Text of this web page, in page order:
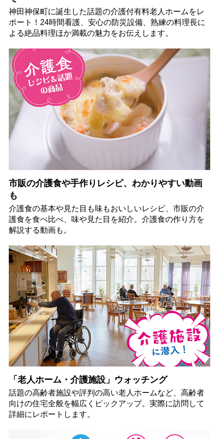
神田神保町に誕生した話題の介護付有料老人ホームをレ
ポート！24時間看護、安心の防災設備、熟練の料理長に
よる絶品料理ほか満載の魅力をお伝えします。
市販の介護食や手作りレシピ、わかりやすい動画
も
介護食の基本や見た目も味もおいしいレシピ、市販の介
護食を食べ比べ、味や見た目を紹介。介護食の作り方を
解説する動画も。
「老人ホーム・介護施設」ウォッチング
話題の高齢者施設や評判の高い老人ホームなど、高齢者
向けの住宅全般を幅広くピックアップ。実際に訪問して
詳細にレポートします。